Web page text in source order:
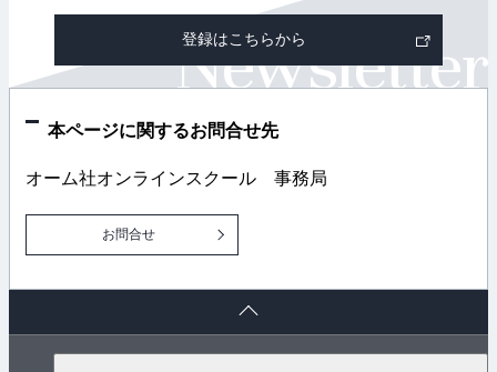
部
ン
登録はこちらから
本ページに関するお問合せ先
オーム社オンラインスクール 事務局
お問合せ